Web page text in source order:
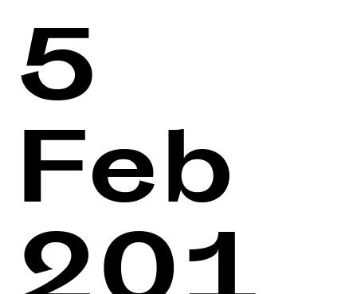
5
Feb